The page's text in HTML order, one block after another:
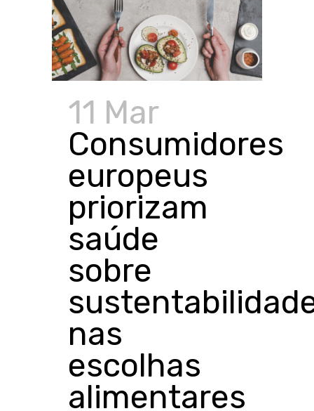
11 Mar
Consumidores
europeus
priorizam
saúde
sobre
nas
escolhas
alimentares